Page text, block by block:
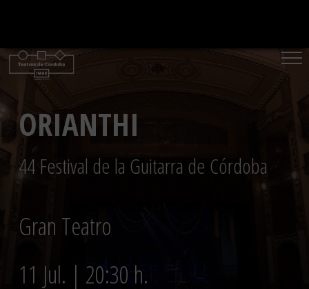
contenido
ORIANTHI
44 Festival de la Guitarra de Córdoba
Gran Teatro
11 Jul. | 20:30 h.